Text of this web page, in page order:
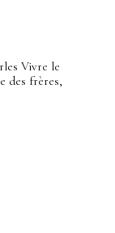
Vivre le
des frères,